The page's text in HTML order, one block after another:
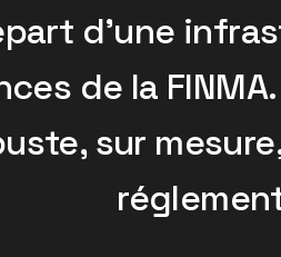
d’une
de la
sur